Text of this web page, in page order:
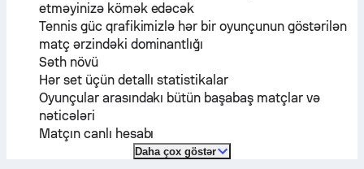
etməyinizə kömək edəcək
Tennis güc qrafikimizlə hər bir oyunçunun göstərilən
matç ərzindəki dominantlığı
Səth növü
Hər set üçün detallı statistikalar
Oyunçular arasındakı bütün başabaş matçlar və
nəticələri
Matçın canlı hesabı
Daha çox göstər